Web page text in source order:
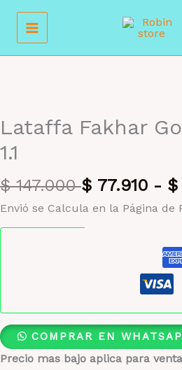
contenido
Lataffa Fakhar
1.1
$147.000 $ 77.910 - $
Envió se Calcula en la Página de
COMPRAR EN
Precio mas bajo aplica para